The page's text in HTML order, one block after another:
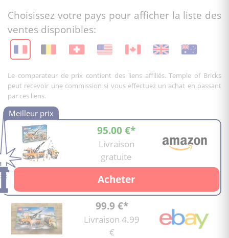
Choisissez votre pays pour afficher la liste des
ventes disponibles:
Le comparateur de prix contient des liens affiliés. Temple of Bricks
peut recevoir une commission si vous effectuez un achat en passant
par ces liens.
95.00 €*
Livraison
gratuite
Acheter
99.9 €*
Livraison 4.99
€